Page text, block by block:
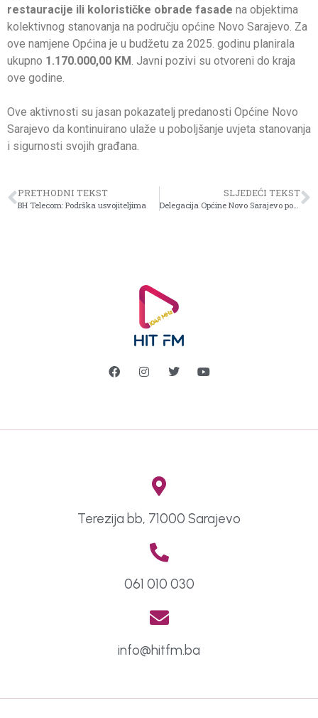
restauracije ili kolorističke obrade fasade na objektima
kolektivnog stanovanja na području općine Novo Sarajevo. Za
ove namjene Općina je u budžetu za 2025. godinu planirala
ukupno 1.170.000,00 KM. Javni pozivi su otvoreni do kraja
ove godine.
Ove aktivnosti su jasan pokazatelj predanosti Općine Novo
Sarajevo da kontinuirano ulaže u poboljšanje uvjeta stanovanja
i sigurnosti svojih građana.
PRETHODNI TEKST
BH Telecom: Podrška usvojiteljima
SLJEDEĆI TEKST
Delegacija Općine Novo Sarajevo posjetila Memorijalni centar Srebrenica – Potočari: “Naša podrška i sjećanje su trajni”
Terezija bb, 71000 Sarajevo
061 010 030
info@hitfm.ba